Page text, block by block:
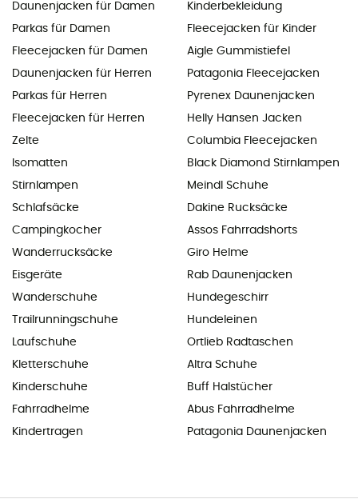
Daunenjacken für Damen
Parkas für Damen
Fleecejacken für Damen
Daunenjacken für Herren
Parkas für Herren
Fleecejacken für Herren
Zelte
Isomatten
Stirnlampen
Schlafsäcke
Campingkocher
Wanderrucksäcke
Eisgeräte
Wanderschuhe
Trailrunningschuhe
Laufschuhe
Kletterschuhe
Kinderschuhe
Fahrradhelme
Kindertragen
Kinderbekleidung
Fleecejacken für Kinder
Aigle Gummistiefel
Patagonia Fleecejacken
Pyrenex Daunenjacken
Helly Hansen Jacken
Columbia Fleecejacken
Black Diamond Stirnlampen
Meindl Schuhe
Dakine Rucksäcke
Assos Fahrradshorts
Giro Helme
Rab Daunenjacken
Hundegeschirr
Hundeleinen
Ortlieb Radtaschen
Altra Schuhe
Buff Halstücher
Abus Fahrradhelme
Patagonia Daunenjacken